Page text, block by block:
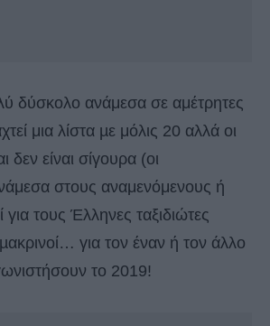
δύσκολο ανάμεσα σε αμέτρητες
μια λίστα µε μόλις 20 αλλά οι
είναι σίγουρα (οι
στους αναμενόμενους ή
για τους Έλληνες ταξιδιώτες
για τον έναν ή τον άλλο
το 2019!